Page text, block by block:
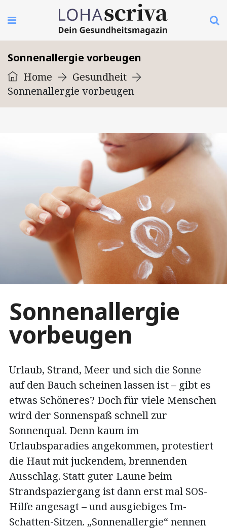
Sonnenallergie vorbeugen
Home
Gesundheit
Sonnenallergie vorbeugen
Sonnenallergie
vorbeugen
Urlaub, Strand, Meer und sich die Sonne
auf den Bauch scheinen lassen ist – gibt es
etwas Schöneres? Doch für viele Menschen
wird der Sonnenspaß schnell zur
Sonnenqual. Denn kaum im
Urlaubsparadies angekommen, protestiert
die Haut mit juckendem, brennenden
Ausschlag. Statt guter Laune beim
Strandspaziergang ist dann erst mal SOS-
Hilfe angesagt – und ausgiebiges Im-
Schatten-Sitzen. „Sonnenallergie“ nennen